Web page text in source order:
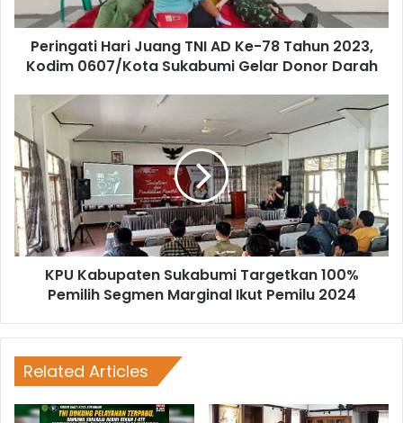
Peringati Hari Juang TNI AD Ke-78 Tahun 2023,
Kodim 0607/Kota Sukabumi Gelar Donor Darah
KPU Kabupaten Sukabumi Targetkan 100%
Pemilih Segmen Marginal Ikut Pemilu 2024
Related Articles